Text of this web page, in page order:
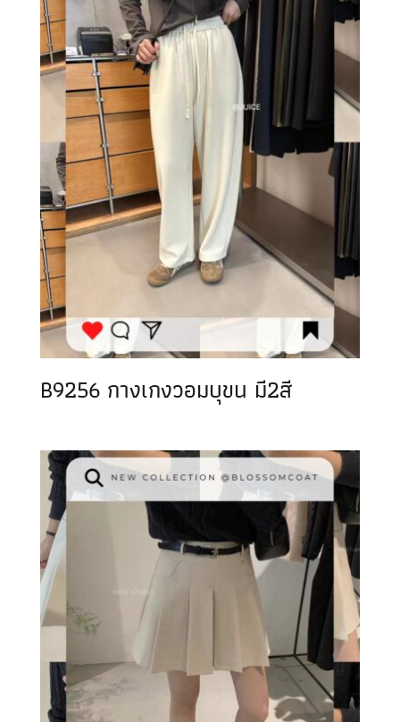
B9256 กางเกงวอมบุขน มี2สี